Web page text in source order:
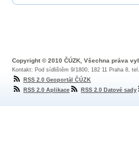
Copyright © 2010 ČÚZK, Všechna práva
Kontakt: Pod sídlištěm 9/1800, 182 11 Praha 8,
RSS 2.0 Geoportál ČÚZK
RSS 2.0 Aplikace
RSS 2.0 Datové sady